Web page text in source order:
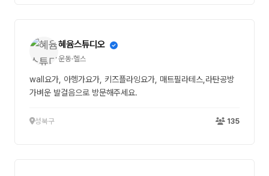
혜윰스튜디오
운동·헬스
wall요가, 아헹가요가, 키즈플라잉요가, 매트필라테스,라탄공방
가벼운 발걸음으로 방문해주세요.
성북구 135